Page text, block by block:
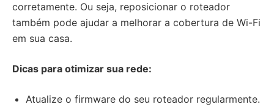
corretamente. Ou seja, reposicionar o roteador
também pode ajudar a melhorar a cobertura de Wi-Fi
em sua casa.
Dicas para otimizar sua rede:
Atualize o firmware do seu roteador regularmente.